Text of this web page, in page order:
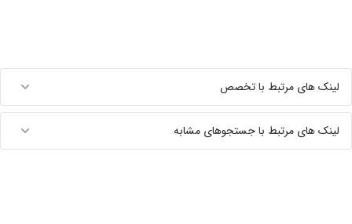
لینک های مرتبط با تخصص
لینک های مرتبط با جستجوهای مشابه